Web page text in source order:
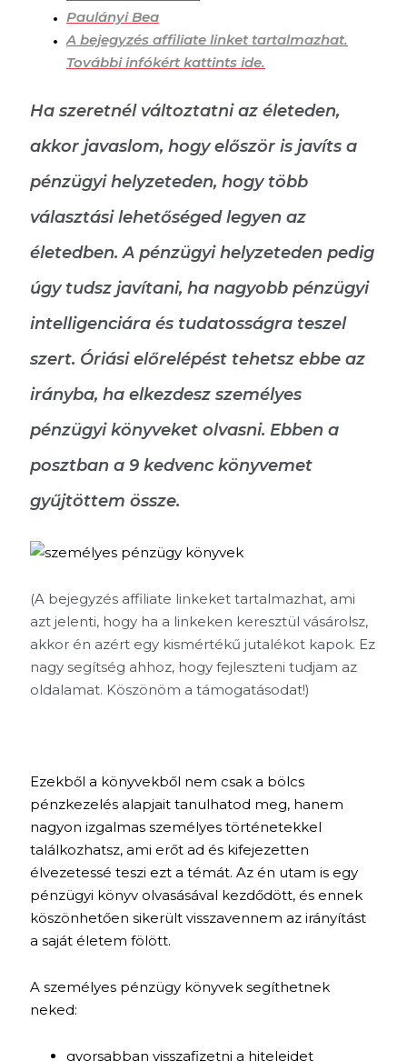
Paulányi Bea
A bejegyzés affiliate linket tartalmazhat.
További infókért kattints ide.
Ha szeretnél változtatni az életeden,
akkor javaslom, hogy először is javíts a
pénzügyi helyzeteden, hogy több
választási lehetőséged legyen az
életedben. A pénzügyi helyzeteden pedig
úgy tudsz javítani, ha nagyobb pénzügyi
intelligenciára és tudatosságra teszel
szert. Óriási előrelépést tehetsz ebbe az
irányba, ha elkezdesz személyes
pénzügyi könyveket olvasni. Ebben a
posztban a 9 kedvenc könyvemet
gyűjtöttem össze.
(A bejegyzés affiliate linkeket tartalmazhat, ami
azt jelenti, hogy ha a linkeken keresztül vásárolsz,
akkor én azért egy kismértékű jutalékot kapok. Ez
nagy segítség ahhoz, hogy fejleszteni tudjam az
oldalamat. Köszönöm a támogatásodat!)
Ezekből a könyvekből nem csak a bölcs
pénzkezelés alapjait tanulhatod meg, hanem
nagyon izgalmas személyes történetekkel
találkozhatsz, ami erőt ad és kifejezetten
élvezetessé teszi ezt a témát. Az én utam is egy
pénzügyi könyv olvasásával kezdődött, és ennek
köszönhetően sikerült visszavennem az irányítást
a saját életem fölött.
A személyes pénzügy könyvek segíthetnek
neked:
gyorsabban visszafizetni a hiteleidet